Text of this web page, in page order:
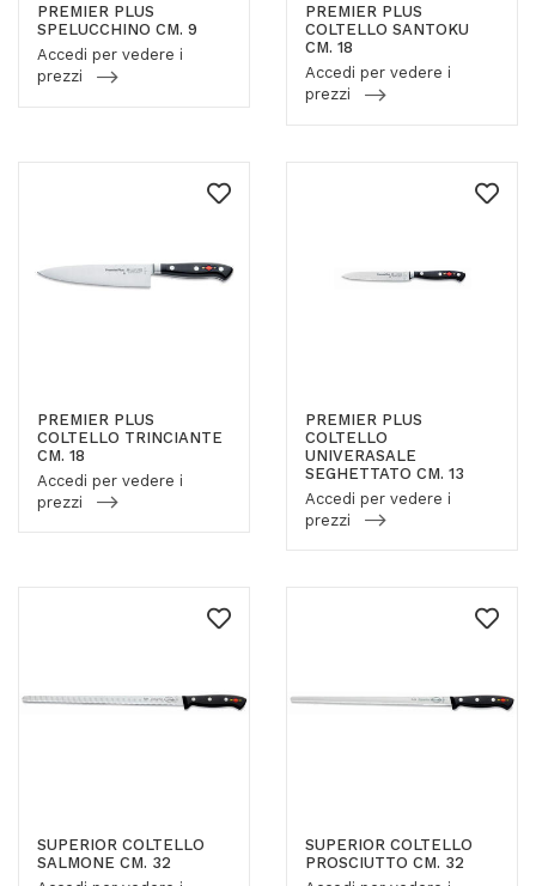
PREMIER PLUS
SPELUCCHINO CM. 9
Accedi per vedere i
prezzi
PREMIER PLUS
COLTELLO SANTOKU
CM. 18
Accedi per vedere i
prezzi
PREMIER PLUS
COLTELLO TRINCIANTE
CM. 18
Accedi per vedere i
prezzi
PREMIER PLUS
COLTELLO
UNIVERASALE
SEGHETTATO CM. 13
Accedi per vedere i
prezzi
SUPERIOR COLTELLO
SALMONE CM. 32
SUPERIOR COLTELLO
PROSCIUTTO CM. 32